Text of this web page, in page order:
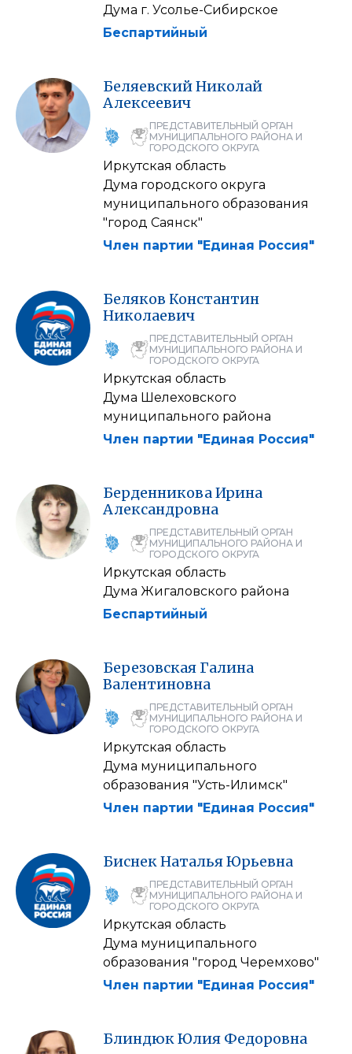
Дума г. Усолье-Сибирское
Беспартийный
БеляевскийНиколай
Алексеевич
ПРЕДСТАВИТЕЛЬНЫЙ ОРГАН
МУНИЦИПАЛЬНОГО РАЙОНА И
ГОРОДСКОГО ОКРУГА
Иркутская область
Дума городского округа
муниципального образования
"город Саянск"
Член партии "Единая Россия"
Беляков Константин
Николаевич
ПРЕДСТАВИТЕЛЬНЫЙ ОРГАН
МУНИЦИПАЛЬНОГО РАЙОНА И
ГОРОДСКОГО ОКРУГА
Иркутская область
Дума Шелеховского
муниципального района
Член партии "Единая Россия"
Берденникова Ирина
Александровна
ПРЕДСТАВИТЕЛЬНЫЙ ОРГАН
МУНИЦИПАЛЬНОГО РАЙОНА И
ГОРОДСКОГО ОКРУГА
Иркутская область
Дума Жигаловского района
Беспартийный
Березовская Галина
Валентиновна
ПРЕДСТАВИТЕЛЬНЫЙ ОРГАН
МУНИЦИПАЛЬНОГО РАЙОНА И
ГОРОДСКОГО ОКРУГА
Иркутская область
Дума муниципального
образования "Усть-Илимск"
Член партии "Единая Россия"
Биснек НатальяЮрьевна
ПРЕДСТАВИТЕЛЬНЫЙ ОРГАН
МУНИЦИПАЛЬНОГО РАЙОНА И
ГОРОДСКОГО ОКРУГА
Иркутская область
Дума муниципального
образования "город Черемхово"
Член партии "Единая Россия"
Блиндюк Юлия Федоровна